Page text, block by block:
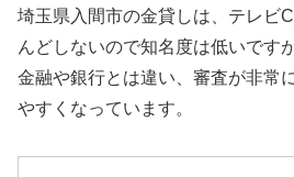
埼玉県入間市の金貸しは、テレビ
んどしないので知名度は低いです
金融や銀行とは違い、審査が非常
やすくなっています。